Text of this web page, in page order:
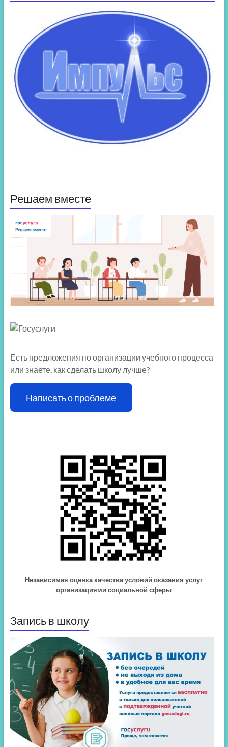
Решаем вместе
Есть предложения по организации учебного процесса
или знаете, как сделать школу лучше?
Написать о проблеме
Независимая оценка качества условий оказания услуг
организациями социальной сферы
Запись в школу